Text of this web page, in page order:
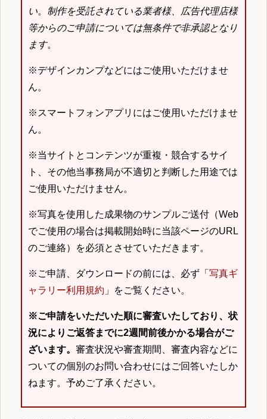
い。 制作を受託されている業者様、広告代理店様
等からのご申請については無条件で非承認となり
ます。
※デザインカンプなどにはご使用いただけませ
ん。
※スマートフォンアプリにはご使用いただけませ
ん。
※当サイトとコンテンツが重複・競合するサイ
ト、その他当事務局が不適切と判断した用途では
ご使用いただけません。
※写真を使用した成果物のサンプルご送付（Web
でご使用の場合は掲載開始時に当該ページのURL
のご連絡）を必須とさせていただきます。
※ご申請、ダウンロードの前には、必ず「 写真ギ
ャラリー利用規約 」をご覧ください。
※ご申請をいただいた順に審査いたしており、状
況によりご返答までに2週間前後かかる場合がご
ざいます。 審査状況や審査期間、審査内容などに
ついての個別のお問い合わせにはご回答いたしか
ねます。予めご了承ください。